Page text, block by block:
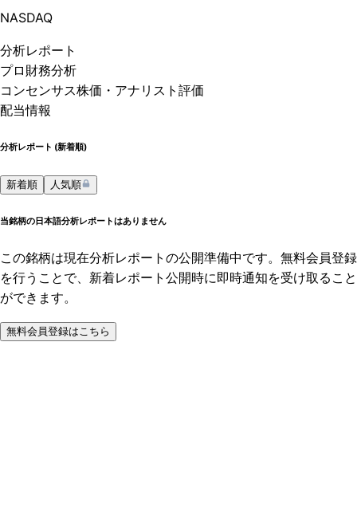
NASDAQ
分析レポート
プロ 財務分析
コンセンサス株価 ・アナリスト評価
配当情報
分析レポート (新着順)
新着順 人気順
当銘柄の日本語分析レポートはありません
この銘柄は現在分析レポートの公開準備中です。無料会員登録
を行うことで、新着レポート公開時に即時通知を受け取ること
ができます。
無料会員登録はこちら